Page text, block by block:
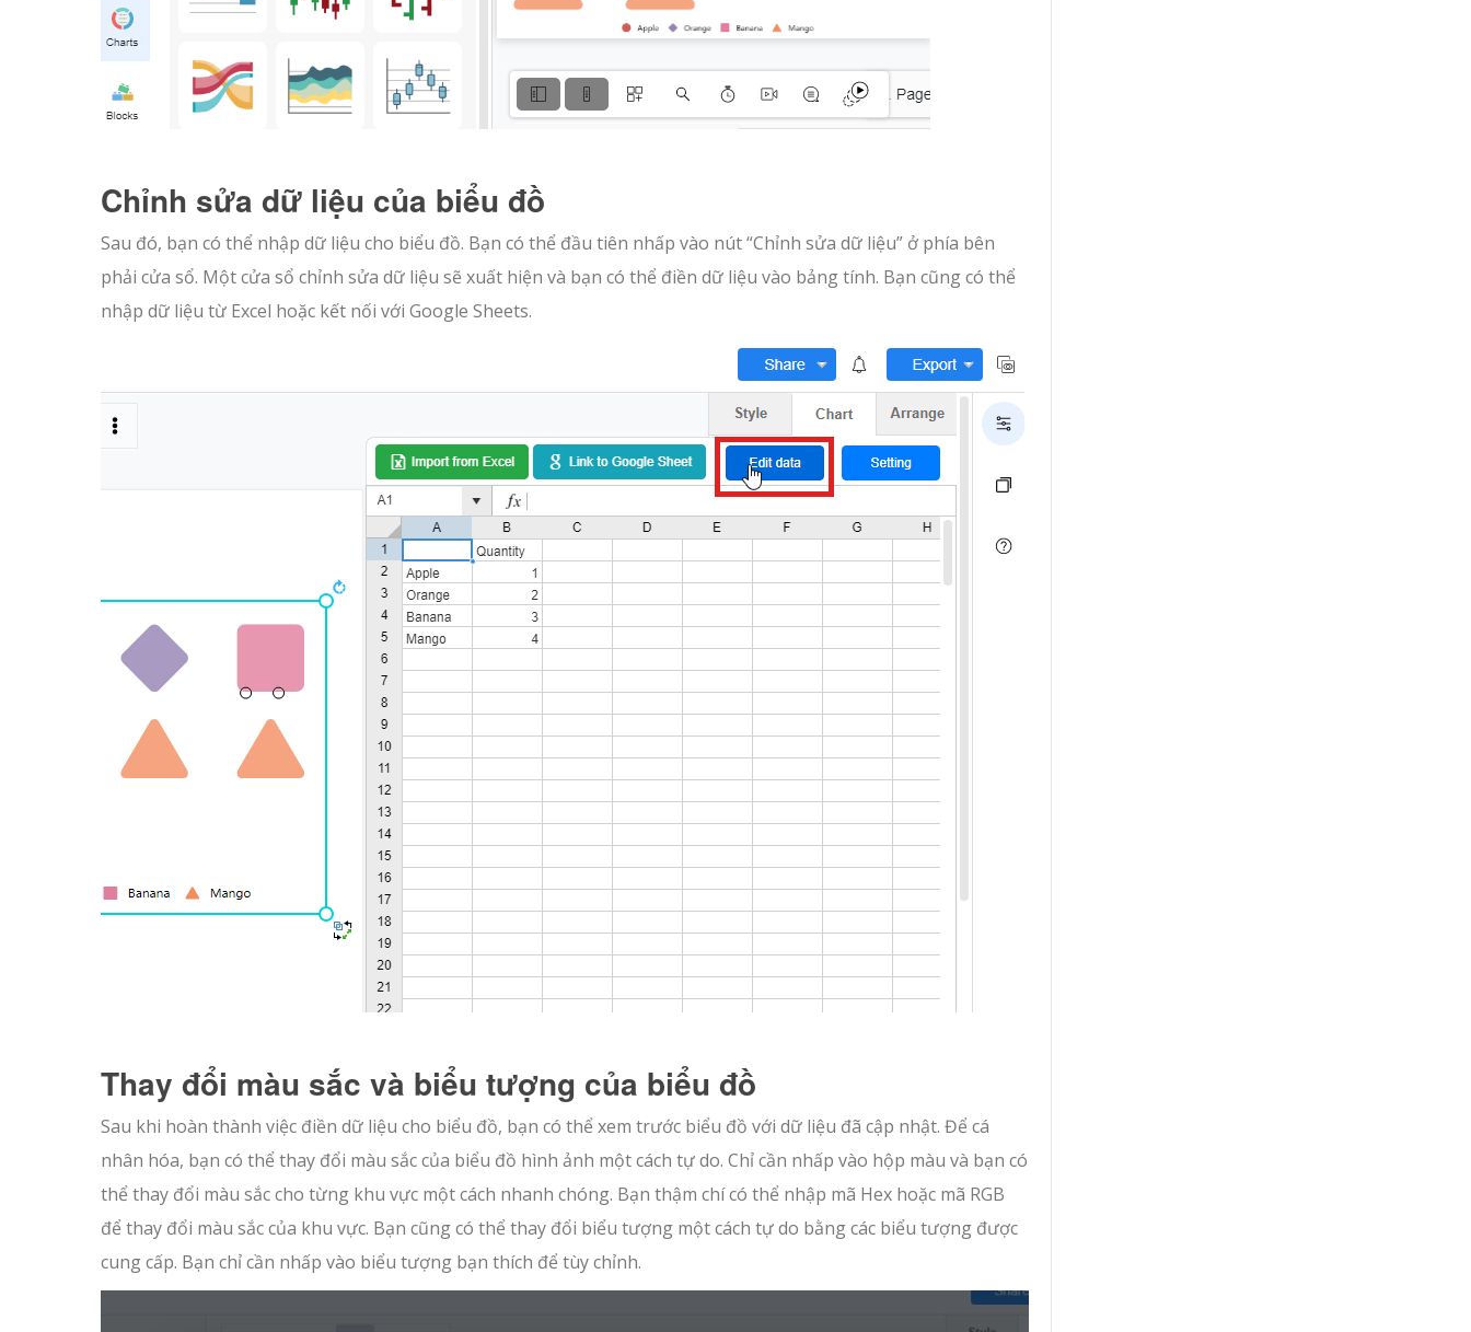
Chỉnh sửa dữ liệu của biểu đồ
Sau đó, bạn có thể nhập dữ liệu cho biểu đồ. Bạn có thể đầu tiên nhấp vào nút “Chỉnh sửa dữ liệu” ở phía bên
phải cửa sổ. Một cửa sổ chỉnh sửa dữ liệu sẽ xuất hiện và bạn có thể điền dữ liệu vào bảng tính. Bạn cũng có thể
nhập dữ liệu từ Excel hoặc kết nối với Google Sheets.
Thay đổi màu sắc và biểu tượng của biểu đồ
Sau khi hoàn thành việc điền dữ liệu cho biểu đồ, bạn có thể xem trước biểu đồ với dữ liệu đã cập nhật. Để cá
nhân hóa, bạn có thể thay đổi màu sắc của biểu đồ hình ảnh một cách tự do. Chỉ cần nhấp vào hộp màu và bạn có
thể thay đổi màu sắc cho từng khu vực một cách nhanh chóng. Bạn thậm chí có thể nhập mã Hex hoặc mã RGB
để thay đổi màu sắc của khu vực. Bạn cũng có thể thay đổi biểu tượng một cách tự do bằng các biểu tượng được
cung cấp. Bạn chỉ cần nhấp vào biểu tượng bạn thích để tùy chỉnh.